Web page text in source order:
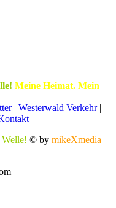
Meine Heimat. Mein
| Westerwald Verkehr|
© by mikeXmedia